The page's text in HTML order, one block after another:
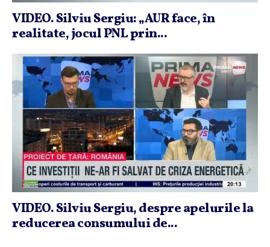
VIDEO. Silviu Sergiu: „AUR face, în
realitate, jocul PNL prin...
VIDEO. Silviu Sergiu, despre apelurile la
reducerea consumului de...